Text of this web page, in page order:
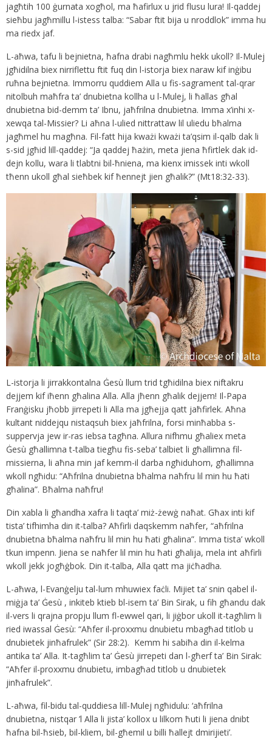
jagħtih 100 ġurnata xogħol, ma ħafirlux u jrid flusu lura! Il-qaddej
sieħbu jagħmillu l-istess talba: “Sabar ftit bija u nroddlok” imma hu
ma riedx jaf.
L-aħwa, tafu li bejnietna, ħafna drabi nagħmlu hekk ukoll? Il-Mulej
jgħidilna biex nirriflettu ftit fuq din l-istorja biex naraw kif inġibu
ruħna bejnietna. Immorru quddiem Alla u fis-sagrament tal-qrar
nitolbuh maħfra ta’ dnubietna kollha u l-Mulej, li ħallas għal
dnubietna bid-demm ta’ Ibnu, jaħfrilna dnubietna. Imma x’inhi x-
xewqa tal-Missier? Li aħna l-ulied nittrattaw lil uliedu bħalma
jagħmel hu magħna. Fil-fatt hija kważi kważi ta’qsim il-qalb dak li
s-sid jgħid lill-qaddej: “Ja qaddej ħażin, meta jiena ħfirtlek dak id-
dejn kollu, wara li tlabtni bil-ħniena, ma kienx imissek inti wkoll
tħenn ukoll għal sieħbek kif ħennejt jien għalik?” (Mt18:32-33).
L-istorja li jirrakkontalna Ġesù llum trid tgħidilna biex niftakru
dejjem kif iħenn għalina Alla. Alla jħenn għalik dejjem! Il-Papa
Franġisku jħobb jirrepeti li Alla ma jgħejja qatt jaħfirlek. Aħna
kultant niddejqu nistaqsuh biex jaħfrilna, forsi minħabba s-
suppervja jew ir-ras iebsa tagħna. Allura nifhmu għaliex meta
Ġesù għallimna t-talba tiegħu fis-seba’ talbiet li għallimna fil-
missierna, li aħna min jaf kemm-il darba ngħiduhom, għallimna
wkoll ngħidu: “Aħfrilna dnubietna bħalma naħfru lil min hu ħati
għalina”. Bħalma naħfru!
Din xabla li għandha xafra li taqta’ miż-żewġ naħat. Għax inti kif
tista’ tifhimha din it-talba? Aħfirli daqskemm naħfer, “aħfrilna
dnubietna bħalma naħfru lil min hu ħati għalina”. Imma tista’ wkoll
tkun impenn. Jiena se naħfer lil min hu ħati għalija, mela int aħfirli
wkoll jekk jogħġbok. Din it-talba, Alla qatt ma jiċħadha.
L-aħwa, l-Evanġelju tal-lum mhuwiex faċli. Mijiet ta’ snin qabel il-
miġja ta’ Ġesù , inkiteb ktieb bl-isem ta’ Bin Sirak, u fih għandu dak
il-vers li qrajna propju llum fl-ewwel qari, li jiġbor ukoll it-tagħlim li
ried iwassal Ġesù: “Aħfer il-proxxmu dnubietu mbagħad titlob u
dnubietek jinħafrulek” (Sir 28:2). Kemm hi sabiħa din il-kelma
antika ta’ Alla. It-tagħlim ta’ Ġesù jirrepeti dan l-għerf ta’ Bin Sirak:
“Aħfer il-proxxmu dnubietu, imbagħad titlob u dnubietek
jinħafrulek”.
L-aħwa, fil-bidu tal-quddiesa lill-Mulej ngħidulu: ‘aħfrilna
dnubietna, nistqar ’l Alla li jista’ kollox u lilkom ħuti li jiena dnibt
ħafna bil-ħsieb, bil-kliem, bil-għemil u billi ħallejt dmirijieti’.